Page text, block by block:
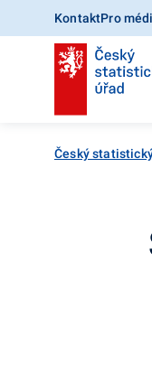
KontaktPro
Český